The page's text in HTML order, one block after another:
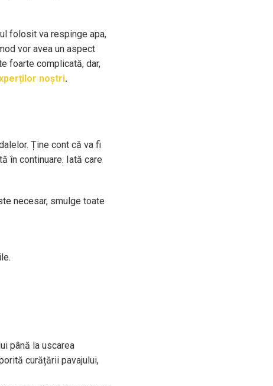
folosit va respinge apa,
vor avea un aspect
foarte complicată, dar,
noștri.
Ține cont că va fi
în continuare. Iată care
necesar, smulge toate
până la uscarea
curățării pavajului,